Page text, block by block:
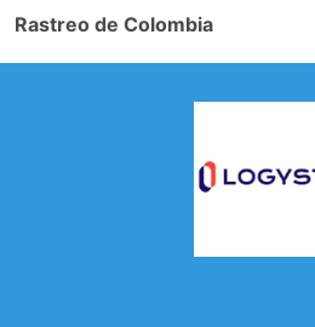
Rastreo de Colombia